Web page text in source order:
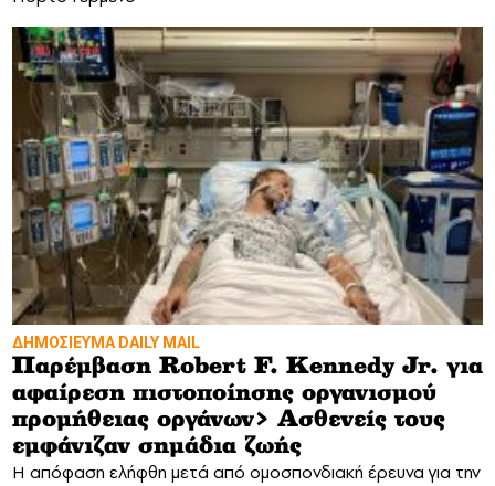
ΔΗΜΟΣΙΕΥΜΑ DAILY MAIL
Παρέμβαση Robert F. Kennedy Jr. για
αφαίρεση πιστοποίησης οργανισμού
προμήθειας οργάνων> Ασθενείς τους
εμφάνιζαν σημάδια ζωής
Η απόφαση ελήφθη μετά από ομοσπονδιακή έρευνα για την